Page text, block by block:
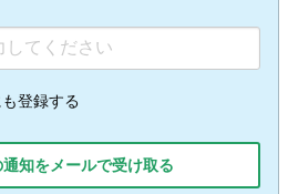
登録する
知をメールで受け取る